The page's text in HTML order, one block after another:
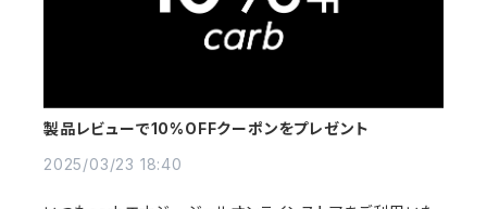
製品レビューで10%OFFクーポンをプレゼント
2025/03/23 18:40